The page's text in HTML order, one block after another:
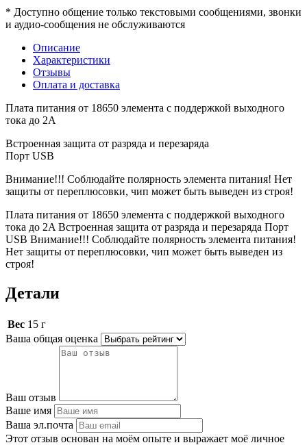
* Доступно общение только текстовыми сообщениями, звонки
и аудио-сообщения не обслуживаются
Описание
Характеристики
Отзывы
Оплата и доставка
Плата питания от 18650 элемента с поддержкой выходного
тока до 2A
Встроенная защита от разряда и перезаряда
Порт USB
Внимание!!! Соблюдайте полярность элемента питания! Нет
защиты от переплюсовки, чип может быть выведен из строя!
Плата питания от 18650 элемента с поддержкой выходного
тока до 2A Встроенная защита от разряда и перезаряда Порт
USB Внимание!!! Соблюдайте полярность элемента питания!
Нет защиты от переплюсовки, чип может быть выведен из
строя!
Детали
Вес 15 г
Ваша общая оценка
Ваш отзыв
Ваше имя
Ваша эл.почта
Этот отзыв основан на моём опыте и выражает моё личное